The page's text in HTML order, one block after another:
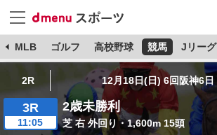
MLB ゴルフ 高校野球 競馬 Jリーグ
2R 12月18日(日) 6回阪神6日
3R
11:05
2歳未勝利
芝 右 外回り・1,600m 15頭